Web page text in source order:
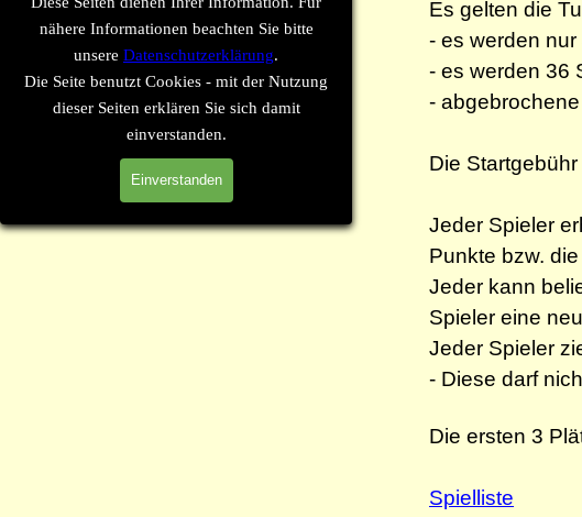
nähere Informationen beachten Sie bitte
unsere Datenschutzerklärung.
Die Seite benutzt Cookies - mit der Nutzung
dieser Seiten erklären Sie sich damit
einverstanden.
Einverstanden
Es gelten die
- es werden
- es werden 36
-
Die
Jeder Spieler
Punkte bzw.
Jeder kann
Spieler eine
Jeder Spieler
- Diese darf
Die ersten 3
Spielliste